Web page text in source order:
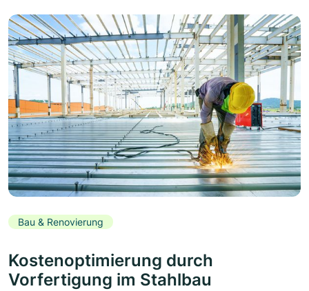
Bau & Renovierung
Kostenoptimierung durch
Vorfertigung im Stahlbau